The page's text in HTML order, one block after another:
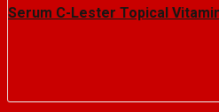
Serum C-Lester Topical